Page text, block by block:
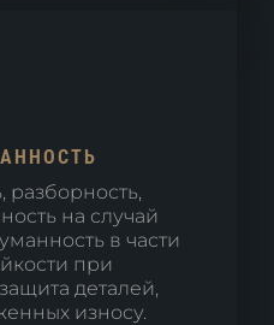
разборность,
на случай
в части
при
деталей,
износу.